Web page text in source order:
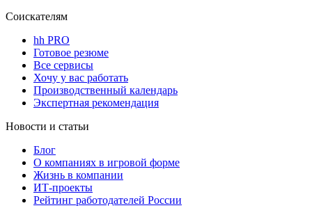
Соискателям
hh PRO
Готовое резюме
Все сервисы
Хочу у вас работать
Производственный календарь
Экспертная рекомендация
Новости и статьи
Блог
О компаниях в игровой форме
Жизнь в компании
ИТ-проекты
Рейтинг работодателей России